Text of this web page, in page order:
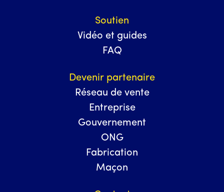
Soutien
Vidéo et guides
FAQ
Devenir partenaire
Réseau de vente
Entreprise
Gouvernement
ONG
Fabrication
Maçon